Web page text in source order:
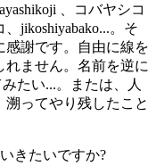
、コバヤシコ
jikoshiyabako...。そ
感謝です。自由に線を
ません。名前を逆に
たい...。または、人
ってやり残したこと
きたいですか?